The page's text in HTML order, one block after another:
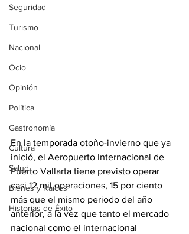
Seguridad
Turismo
Nacional
Ocio
Opinión
Política
Gastronomía
Cultura
Salud
Bienes y Raíces
Historias de Éxito
En la temporada otoño-invierno que ya
inició, el Aeropuerto Internacional de
Puerto Vallarta tiene previsto operar
casi 12 mil operaciones, 15 por ciento
más que el mismo periodo del año
anterior, a la vez que tanto el mercado
nacional como el internacional